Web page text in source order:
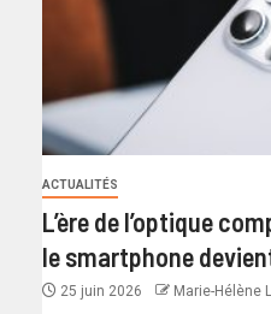
ACTUALITÉS
L’ère de l’optique
le smartphone
25 juin 2026 Marie-Hélène